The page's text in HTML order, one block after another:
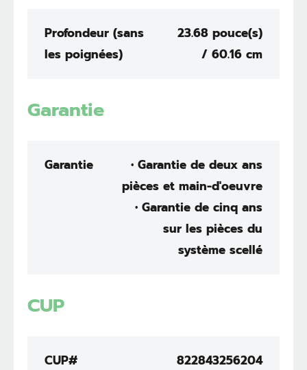
Profondeur (sans
les poignées)
23.68 pouce(s)
/ 60.16 cm
Garantie
Garantie
• Garantie de deux ans
pièces et main-d'oeuvre
• Garantie de cinq ans
sur les pièces du
système scellé
CUP
CUP# 822843256204